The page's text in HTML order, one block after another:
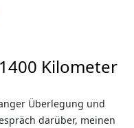
Kilometer
Überlegung und
darüber, meinen